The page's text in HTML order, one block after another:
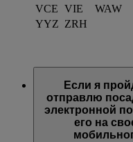
VCE VIE
WAW
YYZ ZRH
Если я
отправлю
электронной
его на